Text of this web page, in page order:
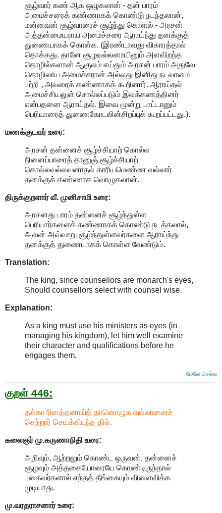
சூழ்வார் கண் ஆக ஒழுகலான் - தன் பாரம்
அமைச்சரைக் கண்ணாகக் கொண்டு நடந்தலான்,
மன்னவன் சூழ்வாரைச் சூழ்ந்து கொளல் - அரசன்
அத்தன்மையராய அமைச்சரை ஆராய்ந்து தனக்குத்
துணையாகக் கொள்க. (இரண்டாவது விகாரத்தால்
தொக்கது. தானே சூழவல்லனாயினும் அளவிறந்த
தொழில்களான் ஆகுலம் எய்தும் அரசன் பாரம் அதுவே
தொழிலாய அமைச்சரான் அல்லது இனிது நடவாமை
பற்றி , அவரைக் கண்ணாகக் கூறினார். ஆராய்தல்
அமைச்சியலுள் சொல்லப்படும் இலக்கணத்தினர்
என்பதனை ஆராய்தல். இவை மூன்று பாட்டானும்
பெரியாரைத் துணைகோடலின்சிறப்புக் கூறப்பட்டது.).
மணக்குடவர் உரை:
அரசன் தன்னைச் சூழ்ச்சியாற் கொல்ல
நினைப்பாரைத் தானுஞ் சூழ்ச்சியாற்
கொல்லவல்லவனாதல் காரியமெண்ண வல்லார்
தனக்குக் கண்ணாக வொழுகலான்.
திருக்குறளார் வீ. முனிசாமி உரை:
அரசனது பாரம் தன்னைச் சூழ்ந்துள்ள
பெரியார்களைக் கண்ணாகக் கொண்டு நடத்தலால்,
அவன் அவ்வாறு சூழ்ந்துள்ளவர்களை ஆராய்ந்து
தனக்குத் துணையாகக் கொள்ள வேண்டும்.
Translation:
The king, since counsellors are monarch's eyes,
Should counsellors select with counsel wise.
Explanation:
As a king must use his ministers as eyes (in
managing his kingdom), let him well examine
their character and qualifications before he
engages them.
மேலே செல்ல
குறள் 446:
தக்கா ரினத்தனாய்த் தானொழுக வல்லானைச்
செற்றார் செயக்கிடந்த தில்.
கலைஞர் மு.கருணாநிதி உரை:
அறிவும், ஆற்றலும் கொண்ட ஒருவன், தன்னைச்
சூழவும் அத்தகையோரையே கொண்டிருந்தால்
பகைவர்களால் எந்தத் தீங்கையும் விளைவிக்க
முடியாது.
மு.வரதராசனார்உரை: